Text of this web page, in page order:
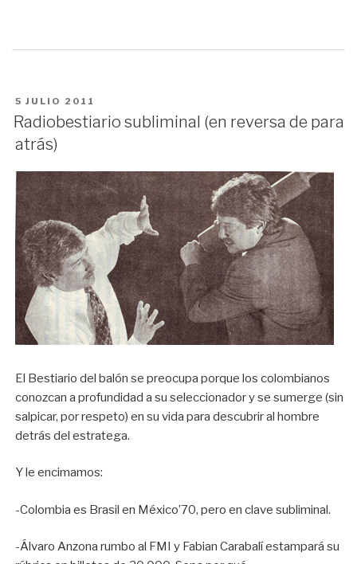
PUBLICADO
EN
5 JULIO 2011
Radiobestiario subliminal (en reversa de para
atrás)
El Bestiario del balón se preocupa porque los colombianos
conozcan a profundidad a su seleccionador y se sumerge (sin
salpicar, por respeto) en su vida para descubrir al hombre
detrás del estratega.
Y le encimamos:
-Colombia es Brasil en México’70, pero en clave subliminal.
-Álvaro Anzona rumbo al FMI y Fabian Carabalí estampará su